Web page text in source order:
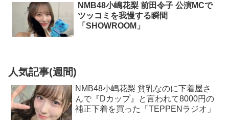
NMB48小嶋花梨 前田令子 公演MCで
ツッコミを我慢する瞬間
「SHOWROOM」
人気記事(週間)
NMB48小嶋花梨 貧乳なのに下着屋さ
んで『Dカップ』と言われて8000円の
補正下着を買った「TEPPENラジオ」